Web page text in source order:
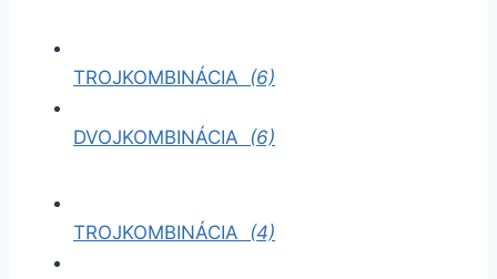
TROJKOMBINÁCIA (6)
DVOJKOMBINÁCIA (6)
TROJKOMBINÁCIA (4)